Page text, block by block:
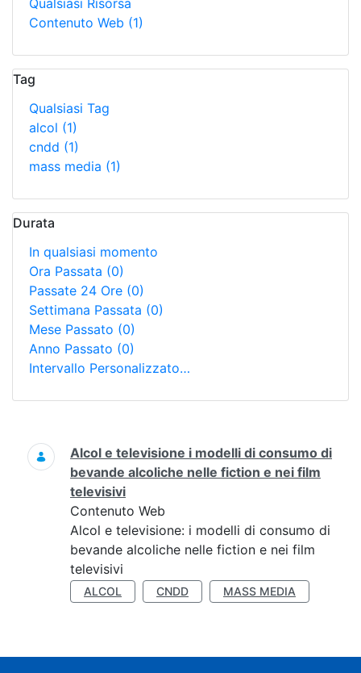
Qualsiasi Risorsa
Contenuto Web (1)
Tag
Qualsiasi Tag
alcol (1)
cndd (1)
mass media (1)
Durata
In qualsiasi momento
Ora Passata (0)
Passate 24 Ore (0)
Settimana Passata (0)
Mese Passato (0)
Anno Passato (0)
Intervallo Personalizzato…
Ricerca
Alcol e televisione i modelli di consumo di
bevande alcoliche nelle fiction e nei film
televisivi
Contenuto Web
Alcol e televisione: i modelli di consumo di
bevande alcoliche nelle fiction e nei film
televisivi
ALCOL CNDD MASS MEDIA